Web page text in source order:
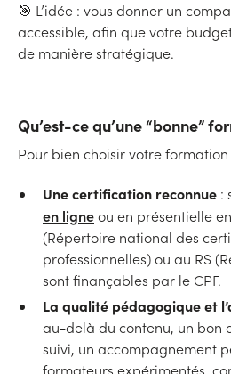
🎯 L’idée : vous donner un
accessible, afin que votre
de manière stratégique.
Qu’est-ce qu’une “bonne”
Pour bien choisir votre formation
Une certification reconnue :
en ligneou en présentielle
(Répertoire national des
professionnelles) ou au RS
sont finançables par le CPF.
La qualité pédagogique et
au-delà du contenu, un bon
suivi, un accompagnement
formateurs expérimentés,